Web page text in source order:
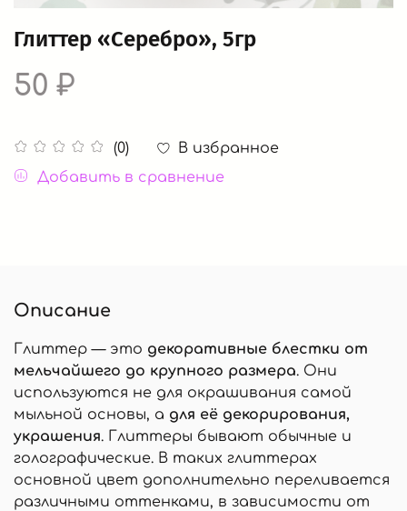
Глиттер «Серебро», 5гр
(0)
В избранное
Добавить в сравнение
50 ₽
Описание
Глиттер — это декоративные блестки от
мельчайшего до крупного размера. Они
используются не для окрашивания самой
мыльной основы, а для её декорирования,
украшения. Глиттеры бывают обычные и
голографические. В таких глиттерах
основной цвет дополнительно переливается
различными оттенками, в зависимости от